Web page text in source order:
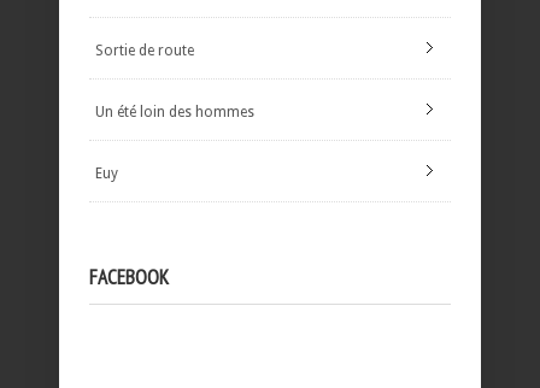
Sortie de route
Un été loin des hommes
Euy
FACEBOOK